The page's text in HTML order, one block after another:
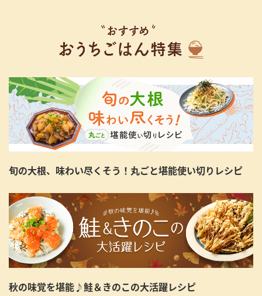
旬の大根、味わい尽くそう！丸ごと堪能使い切りレシピ
秋の味覚を堪能♪鮭＆きのこの大活躍レシピ